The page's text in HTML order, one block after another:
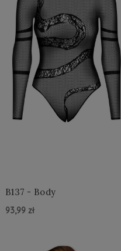
B137 - Body
93,99 zł